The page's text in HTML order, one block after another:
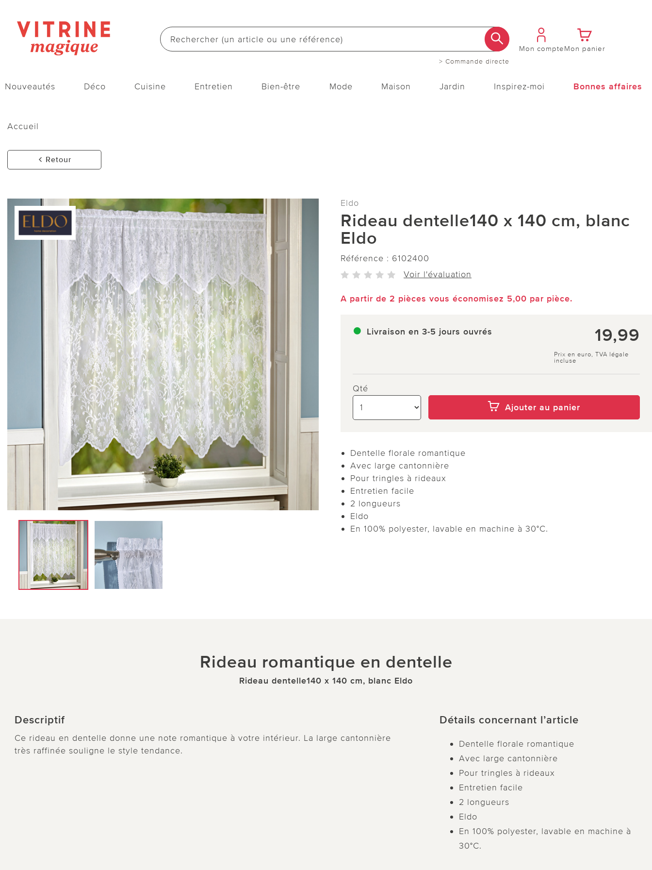
> Commande directe
Mon compteMon panier
Nouveautés Déco Cuisine Entretien Bien-être Mode Maison Jardin Inspirez-moi Bonnes affaires
Accueil
Retour
Eldo
Rideau dentelle140 x 140 cm, blanc
Eldo
Référence : 6102400
Voir l'évaluation
A partir de 2 pièces vous économisez 5,00 par pièce.
Livraison en 3-5 jours ouvrés 19,99
Prix en euro, TVA légale
incluse
Qté
Ajouter au panier
Dentelle florale romantique
Avec large cantonnière
Pour tringles à rideaux
Entretien facile
2 longueurs
Eldo
En 100% polyester, lavable en machine à 30°C.
Rideau romantique en dentelle
Rideau dentelle140 x 140 cm, blanc Eldo
Descriptif
Ce rideau en dentelle donne une note romantique à votre intérieur. La large cantonnière
très raffinée souligne le style tendance.
Détails concernant l’article
Dentelle florale romantique
Avec large cantonnière
Pour tringles à rideaux
Entretien facile
2 longueurs
Eldo
En 100% polyester, lavable en machine à
30°C.